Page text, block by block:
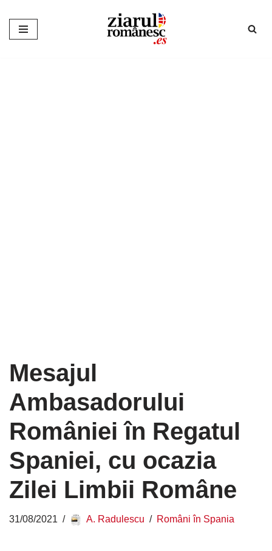
Sari
Mesajul
Ambasadorului
României în Regatul
Spaniei, cu ocazia
Zilei Limbii Române
31/08/2021 A. Radulescu Români în Spania